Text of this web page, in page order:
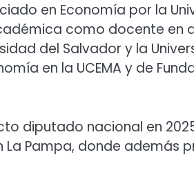
en Economía por la
como docente en
del Salvador y la
en la UCEMA y de
diputado nacional en
La Pampa, donde además